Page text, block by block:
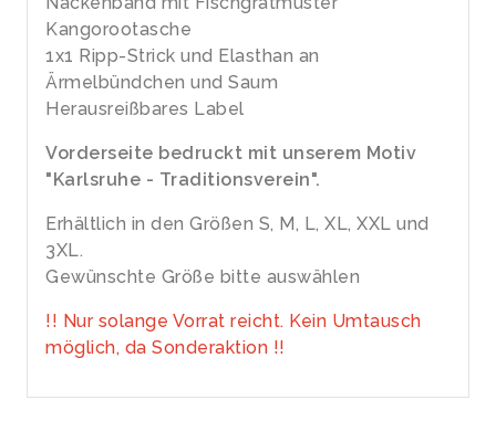
Kangorootasche
1x1 Ripp-Strick und Elasthan an
Ärmelbündchen und Saum
Herausreißbares Label
Vorderseite bedruckt mit unserem Motiv
"Karlsruhe - Traditionsverein".
Erhältlich in den Größen S, M, L, XL, XXL und
3XL.
Gewünschte Größe bitte auswählen
!! Nur solange Vorrat reicht. Kein Umtausch
möglich, da Sonderaktion !!